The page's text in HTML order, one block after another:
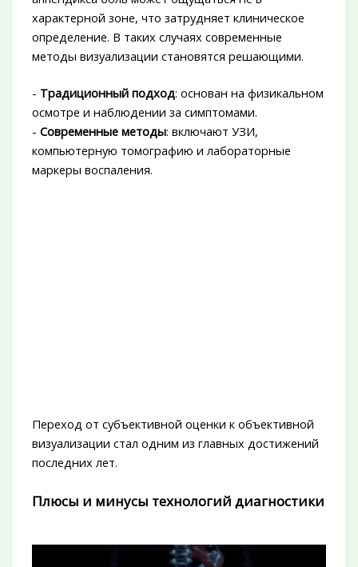
характерной зоне, что затрудняет клиническое
определение. В таких случаях современные
методы визуализации становятся решающими.
- Традиционный подход: основан на физикальном
осмотре и наблюдении за симптомами.
- Современные методы: включают УЗИ,
компьютерную томографию и лабораторные
маркеры воспаления.
Переход от субъективной оценки к объективной
визуализации стал одним из главных достижений
последних лет.
Плюсы и минусы технологий диагностики